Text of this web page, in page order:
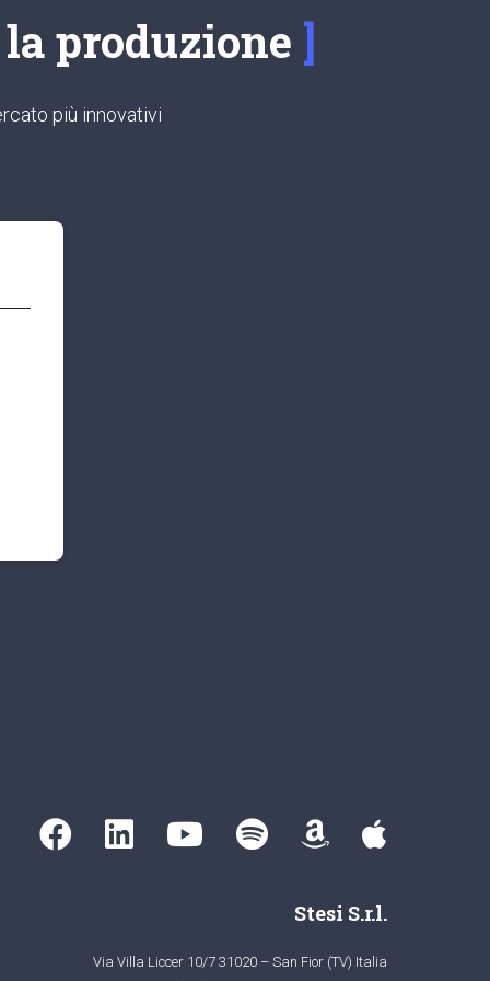
produzione
più innovativi
Stesi S.r.l.
Via Villa Liccer 10/7 31020 – San Fior (TV) Italia